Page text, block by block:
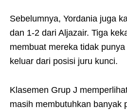
Sebelumnya, Yordania juga
dan 1-2 dari Aljazair. Tiga
membuat mereka tidak
keluar dari posisi juru kunci.
Klasemen Grup J
masih membutuhkan banyak